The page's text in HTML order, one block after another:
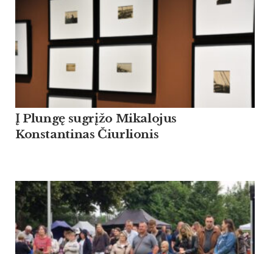
Į Plungę sugrįžo Mikalojus
Konstantinas Čiurlionis